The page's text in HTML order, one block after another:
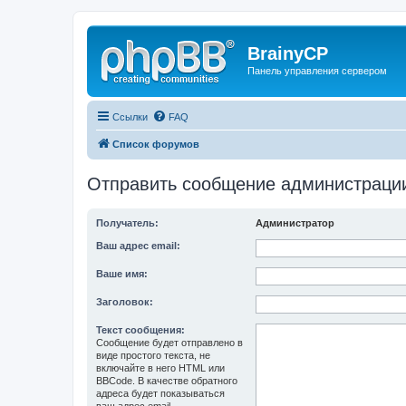
BrainyCP
Панель управления сервером
Ссылки FAQ
Список форумов
Отправить сообщение
Получатель: Администратор
Ваш адрес email:
Ваше имя:
Заголовок:
Текст сообщения:
Сообщение будет отправлено в
виде простого текста, не
включайте в него HTML или
BBCode. В качестве обратного
адреса будет показываться